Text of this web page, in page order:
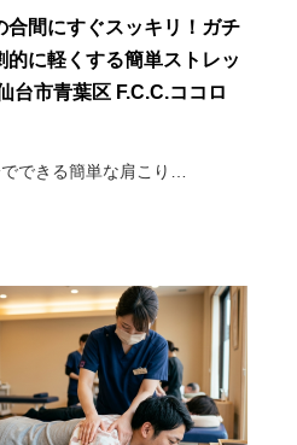
合間にすぐスッキリ！ガチ
的に軽くする簡単ストレッ
台市青葉区 F.C.C.ココロ
できる簡単な肩こり…